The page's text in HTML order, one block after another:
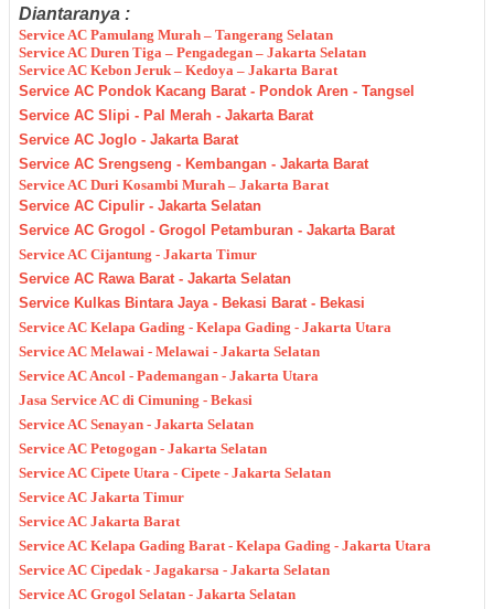
Diantaranya :
Service AC Pamulang Murah – Tangerang Selatan
Service AC Duren Tiga – Pengadegan – Jakarta Selatan
Service AC Kebon Jeruk – Kedoya – Jakarta Barat
Service AC Pondok Kacang Barat - Pondok Aren - Tangsel
Service AC Slipi - Pal Merah - Jakarta Barat
Service AC Joglo - Jakarta Barat
Service AC Srengseng - Kembangan - Jakarta Barat
Service AC Duri Kosambi Murah – Jakarta Barat
Service AC Cipulir - Jakarta Selatan
Service AC Grogol - Grogol Petamburan - Jakarta Barat
Service AC Cijantung - Jakarta Timur
Service AC Rawa Barat - Jakarta Selatan
Service Kulkas Bintara Jaya - Bekasi Barat - Bekasi
Service AC Kelapa Gading - Kelapa Gading - Jakarta Utara
Service AC Melawai - Melawai - Jakarta Selatan
Service AC Ancol - Pademangan - Jakarta Utara
Jasa Service AC di Cimuning - Bekasi
Service AC Senayan - Jakarta Selatan
Service AC Petogogan - Jakarta Selatan
Service AC Cipete Utara - Cipete - Jakarta Selatan
Service AC Jakarta Timur
Service AC Jakarta Barat
Service AC Kelapa Gading Barat - Kelapa Gading - Jakarta Utara
Service AC Cipedak - Jagakarsa - Jakarta Selatan
Service AC Grogol Selatan - Jakarta Selatan